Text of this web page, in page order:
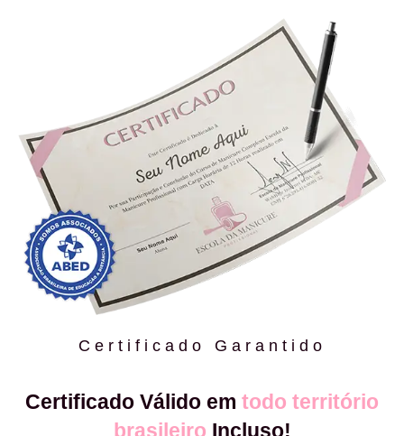
Certificado Garantido
Certificado Válido em todo território
brasileiro Incluso!